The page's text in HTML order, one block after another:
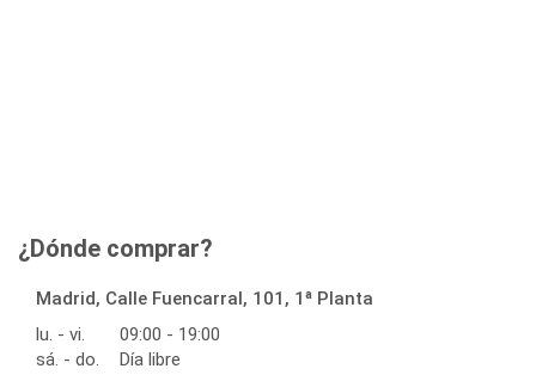
¿Dónde comprar?
Madrid, Calle Fuencarral, 101, 1ª Planta
lu. - vi.
09:00 - 19:00
sá. - do.
Día libre